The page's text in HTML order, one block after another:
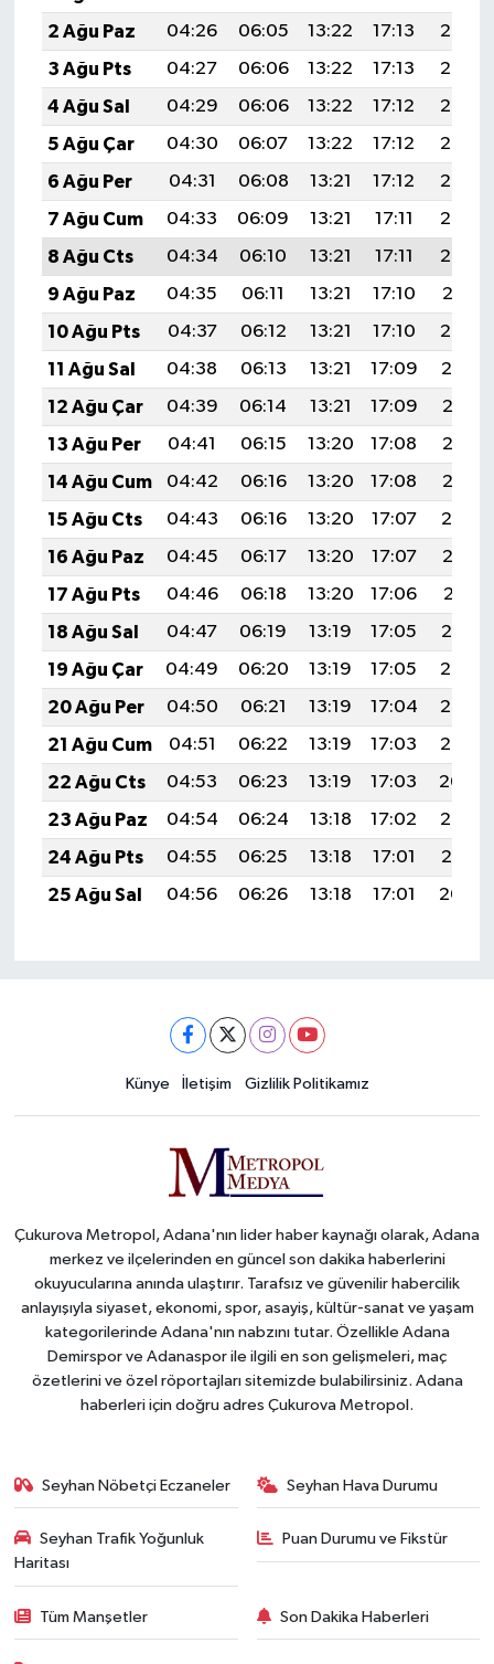
2 Ağu Paz
04:26 06:05 13:22 17:13
20:29
3 Ağu Pts
04:27 06:06 13:22 17:13
20:28
4 Ağu Sal
04:29 06:06 13:22 17:12
20:27
5 Ağu Çar
04:30 06:07 13:22 17:12
20:26
6 Ağu Per
04:31 06:08 13:21 17:12
20:25
7 Ağu Cum
04:33 06:09 13:21 17:11
20:24
8 Ağu Cts
04:34 06:10 13:21 17:11
20:22
9 Ağu Paz
04:35 06:11 13:21 17:10
20:21
10 Ağu Pts
04:37 06:12 13:21 17:10
20:20
11 Ağu Sal
04:38 06:13 13:21 17:09
20:19
12 Ağu Çar
04:39 06:14 13:21 17:09
20:18
13 Ağu Per
04:41 06:15 13:20 17:08
20:16
14 Ağu Cum
04:42 06:16 13:20 17:08
20:15
15 Ağu Cts
04:43 06:16 13:20 17:07
20:14
16 Ağu Paz
04:45 06:17 13:20 17:07
20:12
17 Ağu Pts
04:46 06:18 13:20 17:06
20:11
18 Ağu Sal
04:47 06:19 13:19 17:05
20:10
19 Ağu Çar
04:49 06:20 13:19 17:05
20:08
20 Ağu Per
04:50 06:21 13:19 17:04
20:07
21 Ağu Cum
04:51 06:22 13:19 17:03
20:06
22 Ağu Cts
04:53 06:23 13:19 17:03
20:04
23 Ağu Paz
04:54 06:24 13:18 17:02
20:03
24 Ağu Pts
04:55 06:25 13:18 17:01
20:01
25 Ağu Sal
04:56 06:26 13:18 17:01 20:00
Künye İletişim Gizlilik Politikamız
Çukurova Metropol, Adana'nın lider haber kaynağı olarak, Adana
merkez ve ilçelerinden en güncel son dakika haberlerini
okuyucularına anında ulaştırır. Tarafsız ve güvenilir habercilik
anlayışıyla siyaset, ekonomi, spor, asayiş, kültür-sanat ve yaşam
kategorilerinde Adana'nın nabzını tutar. Özellikle Adana
Demirspor ve Adanaspor ile ilgili en son gelişmeleri, maç
özetlerini ve özel röportajları sitemizde bulabilirsiniz. Adana
haberleri için doğru adres Çukurova Metropol.
Seyhan Nöbetçi Eczaneler Seyhan Hava Durumu
Seyhan Trafik Yoğunluk
Haritası
Puan Durumu ve Fikstür
Tüm Manşetler Son Dakika Haberleri